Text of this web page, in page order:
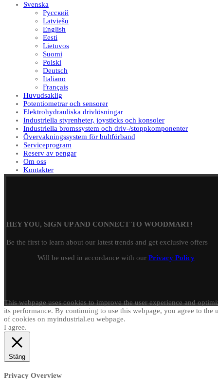
Svenska
Русский
Latviešu
English
Eesti
Lietuvos
Suomi
Polski
Deutsch
Italiano
Français
Huvudsaklig
Potentiometrar och sensorer
Elektrohydrauliska drivlösningar
Industriella styrenheter, joysticks och konsoler
Industriella bromssystem och driv-/stoppkomponenter
Övervakningssystem för bultförband
Serviceprogram
Reserv av pengar
Om oss
Kontakter
HEY YOU, SIGN UP AND CONNECT TO WOODMART!
Be the first to learn about our latest trends and get exclusive offers
Will be used in accordance with our Privacy Policy
This webpage uses cookies to improve the user experience and
its performance. By continuing to use this webpage, you agree to the
of cookies on myindustrial.eu webpage.
I agree.
Stäng
Privacy Overview